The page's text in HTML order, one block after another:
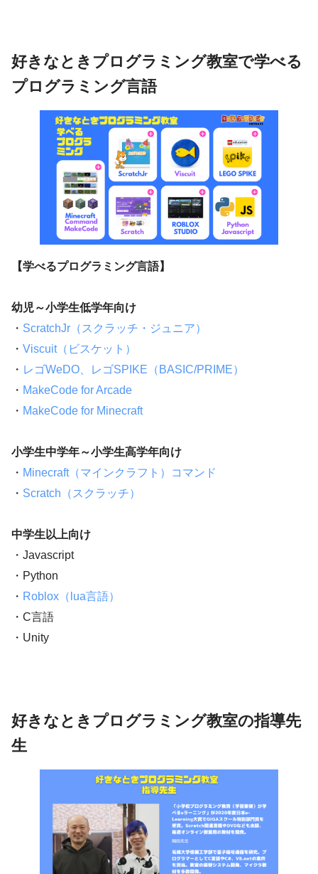
好きなときプログラミング教室で学べる
プログラミング言語
【学べるプログラミング言語】
幼児～小学生低学年向け
・ ScratchJr（スクラッチ・ジュニア）
・ Viscuit（ビスケット）
・ レゴWeDO、レゴSPIKE（BASIC/PRIME）
・ MakeCode for Arcade
・ MakeCode for Minecraft
小学生中学年～小学生高学年向け
・ Minecraft（マインクラフト）コマンド
・ Scratch（スクラッチ）
中学生以上向け
・Javascript
・Python
・ Roblox（lua言語）
・C言語
・Unity
好きなときプログラミング教室の指導先
生